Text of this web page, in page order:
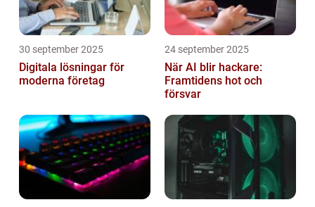
30 september 2025
Digitala lösningar för
moderna företag
24 september 2025
När AI blir hackare:
Framtidens hot och
försvar